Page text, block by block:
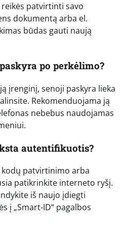
patvirtinti savo
dokumentą arba el.
būdas gauti naują
po perkėlimo?
įrenginį, senoji paskyra lieka
Rekomenduojama ją
nebebus naudojamas
autentifikuotis?
kodų patvirtinimo arba
patikrinkite interneto ryšį.
iš naujo įdiegti
į „Smart-ID“ pagalbos